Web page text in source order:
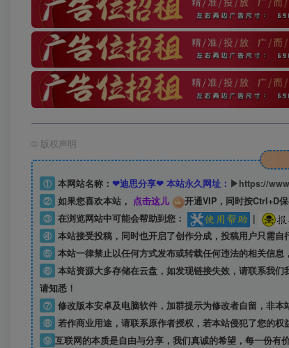
© 版权声明
① 本网站名称： ❤迪思分享❤ 本站永久网址： ▶https://
② 如果您喜欢本站， 点击这儿
开通VIP，同时按Ctrl+D
③ 在浏览网站中可能会帮助到您： |
④ 本站接受投稿，同时也开启了创作分成，投稿用户只需自
⑤ 本站一律禁止以任何方式发布或转载任何违法的相关信
⑥ 本站资源大多存储在云盘，如发现链接失效，请联系我
请知悉！
⑦ 修改版本安卓及电脑软件，加群提示为修改者自留， 非本
⑧ 若作商业用途，请联系原作者授权，若本站侵犯了您的
⑨ 互联网的本质是自由与分享，我们真诚的希望，每一份有